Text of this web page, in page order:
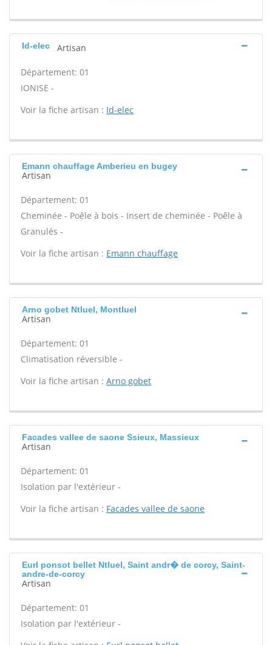
Id-elec Artisan
Département: 01
IONISE -
Voir la fiche artisan : Id-elec
Emann chauffage Amberieu en bugey
Artisan
Département: 01
Cheminée - Poêle à bois - Insert de cheminée - Poêle à
Granulés -
Voir la fiche artisan : Emann chauffage
Arno gobet Ntluel, Montluel
Artisan
Département: 01
Climatisation réversible -
Voir la fiche artisan : Arno gobet
Facades vallee de saone Ssieux, Massieux
Artisan
Département: 01
Isolation par l'extérieur -
Voir la fiche artisan : Facades vallee de saone
Eurl ponsot bellet Ntluel, Saint andr� de corcy, Saint-
andre-de-corcy
Artisan
Département: 01
Isolation par l'extérieur -